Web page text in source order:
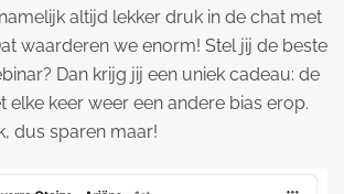
altijd lekker druk in de chat met
waarderen we enorm! Stel jij de beste
Dan krijg jij een uniek cadeau: de
elke keer weer een andere bias erop.
dus sparen maar!